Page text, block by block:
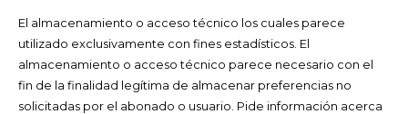
El almacenamiento o acceso técnico los cuales parece
utilizado exclusivamente con fines estadísticos. El
almacenamiento o acceso técnico parece necesario con el
fin de la finalidad legítima de almacenar preferencias no
solicitadas por el abonado o usuario. Pide información acerca